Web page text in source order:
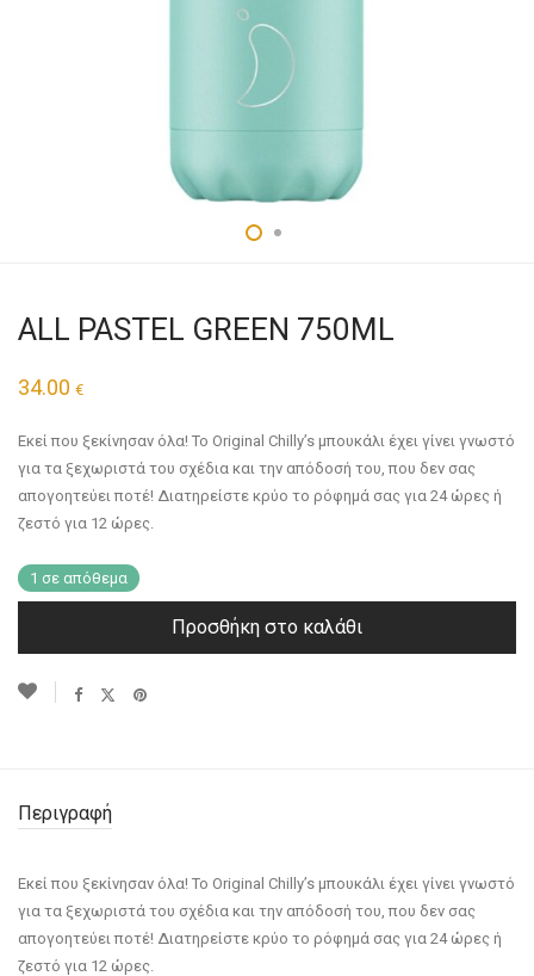
ALL PASTEL GREEN 750ML
34.00 €
Εκεί που ξεκίνησαν όλα! Το Original Chilly’s μπουκάλι έχει γίνει γνωστό
για τα ξεχωριστά του σχέδια και την απόδοσή του, που δεν σας
απογοητεύει ποτέ! Διατηρείστε κρύο το ρόφημά σας για 24 ώρες ή
ζεστό για 12 ώρες.
1 σε απόθεμα
Προσθήκη στο καλάθι
Περιγραφή
Εκεί που ξεκίνησαν όλα! Το Original Chilly’s μπουκάλι έχει γίνει γνωστό
για τα ξεχωριστά του σχέδια και την απόδοσή του, που δεν σας
απογοητεύει ποτέ! Διατηρείστε κρύο το ρόφημά σας για 24 ώρες ή
ζεστό για 12 ώρες.